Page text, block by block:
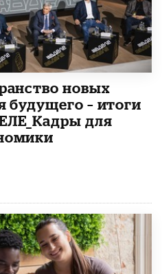
новых
будущего – итоги
для